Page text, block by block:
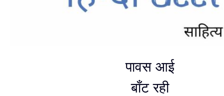
पावस आई
बाँट रही